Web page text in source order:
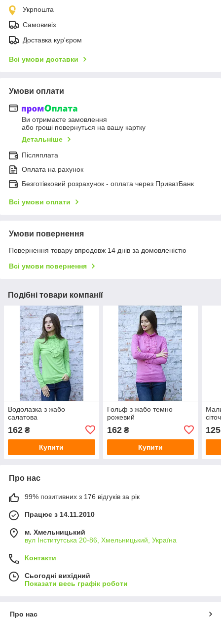
Укрпошта
Самовивіз
Доставка кур'єром
Всі умови доставки
Умови оплати
Ви отримаєте замовлення
або гроші повернуться на вашу картку
Детальніше
Післяплата
Оплата на рахунок
Безготівковий розрахунок - оплата через ПриватБанк
Всі умови оплати
Умови повернення
Повернення товару впродовж 14 днів за домовленістю
Всі умови повернення
Подібні товари компанії
Водолазка з жабо
салатова
162 ₴
Купити
Гольф з жабо темно
рожевий
162₴
Купити
125
Про нас
99% позитивних з 176 відгуків за рік
Працює з 14.11.2010
м. Хмельницький
вул Інститутська 20-86, Хмельницький, Україна
Контакти
Сьогодні вихідний
Показати весь графік роботи
Про нас